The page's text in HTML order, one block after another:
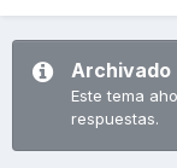
Archivado
Este tema
respuestas.